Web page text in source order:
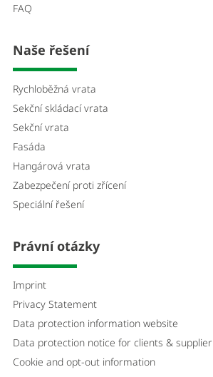
FAQ
Naše řešení
Rychloběžná vrata
Sekční skládací vrata
Sekční vrata
Fasáda
Hangárová vrata
Zabezpečení proti zřícení
Speciální řešení
Právní otázky
Imprint
Privacy Statement
Data protection information website
Data protection notice for clients & supplier
Cookie and opt-out information